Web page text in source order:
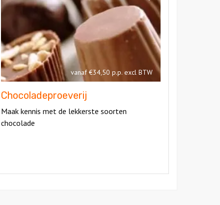
Chocoladeproeverij
vanaf €34,50 p.p. excl BTW
Chocoladeproeverij
Maak kennis met de lekkerste soorten
chocolade